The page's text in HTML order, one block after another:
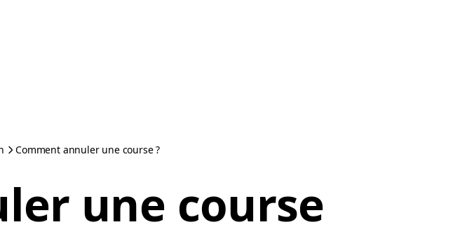
Comment annuler une course ?
une course